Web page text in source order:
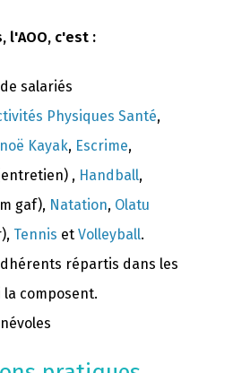
l'AOO, c'est :
salariés
Physiques Santé,
Kayak, Escrime,
, Handball,
gaf), Natation, Olatu
Tennis et Volleyball.
répartis dans les
la composent.